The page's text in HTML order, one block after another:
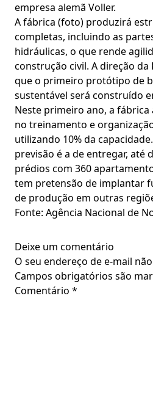
empresa alemã Voller.
A fábrica (foto) produzirá
completas, incluindo as
hidráulicas, o que rende
construção civil. A direção
que o primeiro protótipo de
sustentável será construído
Neste primeiro ano, a
no treinamento e
utilizando 10% da
previsão é a de entregar, até
prédios com 360
tem pretensão de implantar
de produção em outras
Fonte: Agência Nacional de
Deixe um comentário
O seu endereço de e-mail
Campos obrigatórios são
Comentário *